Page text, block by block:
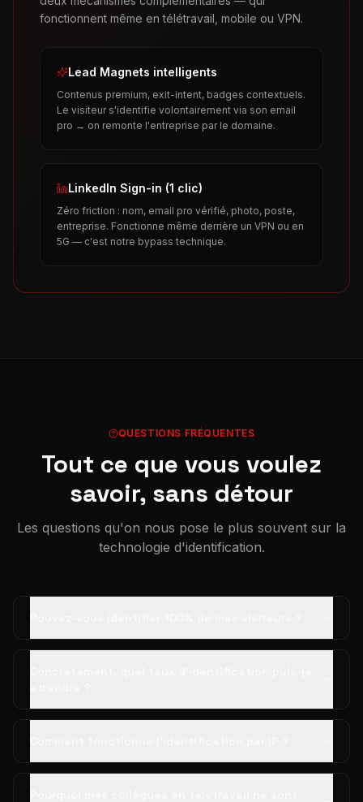
fonctionnent même en télétravail, mobile ou VPN.
Lead Magnets intelligents
Contenus premium, exit-intent, badges contextuels.
Le visiteur s'identifie volontairement via son email
pro → on remonte l'entreprise par le domaine.
LinkedIn Sign-in (1 clic)
Zéro friction : nom, email pro vérifié, photo, poste,
entreprise. Fonctionne même derrière un VPN ou en
5G — c'est notre bypass technique.
QUESTIONS FRÉQUENTES
Tout ce que vous voulez
savoir, sans détour
Les questions qu'on nous pose le plus souvent sur la
technologie d'identification.